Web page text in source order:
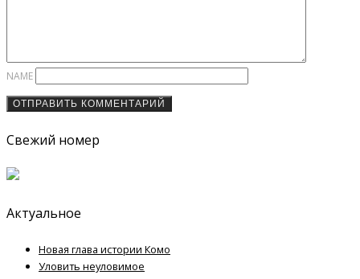
NAME
Свежий номер
Актуальное
Новая глава истории Комо
Уловить неуловимое